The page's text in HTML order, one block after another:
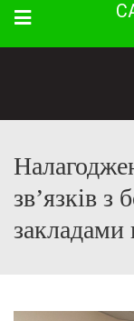
Menu
зв’язків з
закладами